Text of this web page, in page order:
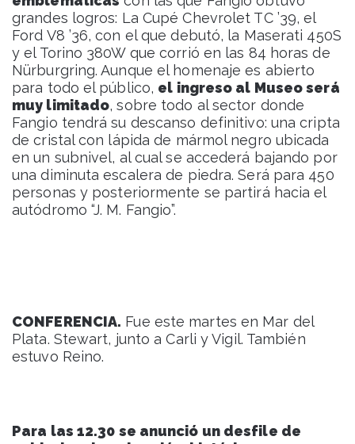
grandes logros: La Cupé Chevrolet TC ’39, el
Ford V8 ’36, con el que debutó, la Maserati 450S
y el Torino 380W que corrió en las 84 horas de
Nürburgring. Aunque el homenaje es abierto
para todo el público, el ingreso al Museo será
muy limitado, sobre todo al sector donde
Fangio tendrá su descanso definitivo: una cripta
de cristal con lápida de mármol negro ubicada
en un subnivel, al cual se accederá bajando por
una diminuta escalera de piedra. Será para 450
personas y posteriormente se partirá hacia el
autódromo “J. M. Fangio”.
CONFERENCIA. Fue este martes en Mar del
Plata. Stewart, junto a Carli y Vigil. También
estuvo Reino.
Para las 12.30 se anunció un desfile de